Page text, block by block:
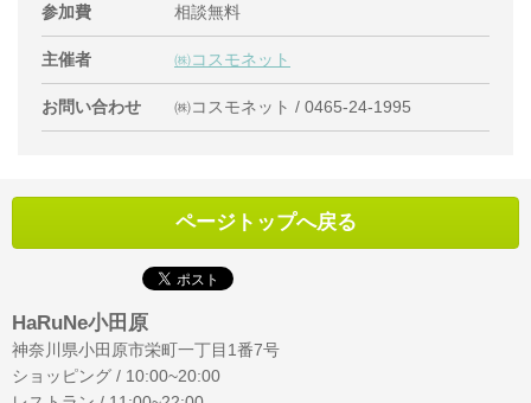
参加費 相談無料
主催者 ㈱コスモネット
お問い合わせ ㈱コスモネット / 0465-24-1995
ページトップへ戻る
HaRuNe小田原
神奈川県小田原市栄町一丁目1番7号
ショッピング / 10:00~20:00